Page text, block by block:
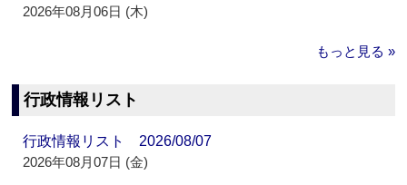
2026年08月06日 (木)
もっと見る »
行政情報リスト
行政情報リスト 2026/08/07
2026年08月07日 (金)